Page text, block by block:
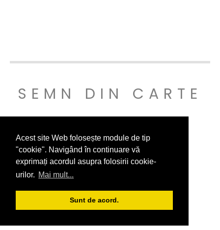
Acest site Web folosește module de tip
"cookie". Navigând în continuare vă
exprimați acordul asupra folosirii cookie-
urilor. Mai mult...
Sunt de acord.
SEMN DIN CARTE